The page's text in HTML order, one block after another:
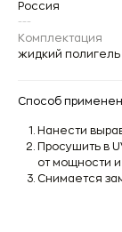
Россия
---
Комплектация
жидкий полигель
Способ
Нанести
Просушить в
от мощности
Снимается
+7 909
вконтакте
тик-ток
пинтерест
телеграм-канал